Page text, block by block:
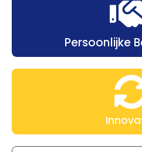
Persoonlijke